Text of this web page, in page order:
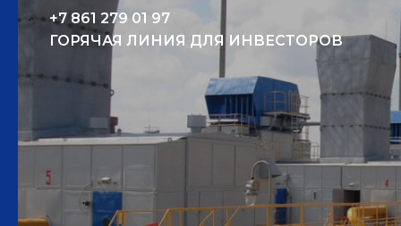
+7 861 279 01 97
ГОРЯЧАЯ ЛИНИЯ ДЛЯ ИНВЕСТОРОВ